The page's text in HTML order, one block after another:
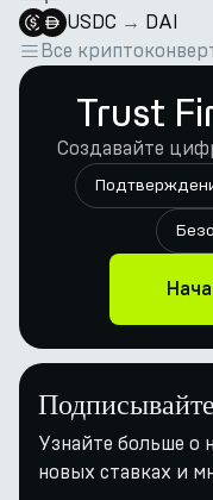
USDC → DAI
Все
Trust
Создавайте
Узнайте больше о
новых ставках и